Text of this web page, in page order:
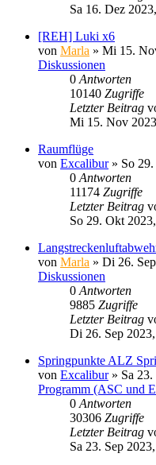
Sa 16. Dez
[REH] Luki x6
von Marla » Mi 15.
Diskussionen
0 Antworten
10140 Zugriffe
Letzter Beitrag
Mi 15. Nov
Raumflüge
von Excalibur» So
0 Antworten
11174 Zugriffe
Letzter Beitrag
So 29. Okt
von Marla » Di 26.
Diskussionen
0 Antworten
9885 Zugriffe
Letzter Beitrag
Di 26. Sep
Springpunkte ALZ
von Excalibur» Sa
Programm (ASC und
0 Antworten
30306 Zugriffe
Letzter Beitrag
Sa 23. Sep